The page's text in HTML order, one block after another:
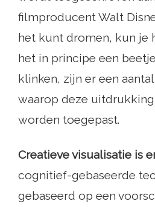
filmproducent Walt
het kunt dromen, kun je
het in principe een
klinken, zijn er een
waarop deze
worden toegepast.
Creatieve visualisatie is
cognitief-gebaseerde
gebaseerd op een